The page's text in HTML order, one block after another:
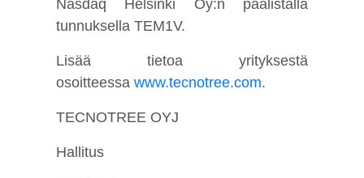
Nasdaq Helsinki Oy:n päälistalla
tunnuksella TEM1V.
Lisää tietoa yrityksestä
osoitteessawww.tecnotree.com.
TECNOTREE OYJ
Hallitus